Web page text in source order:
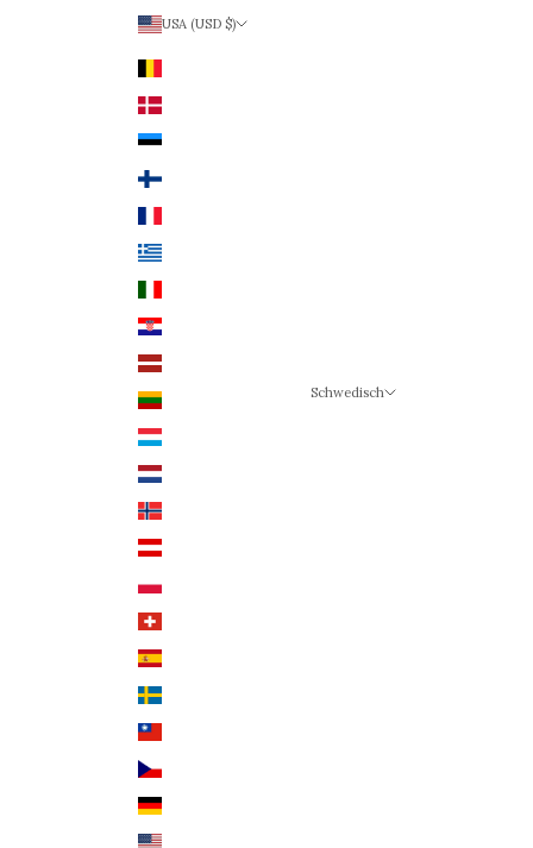
USA (USD $)
Dänemark (DKK)
Estland (EUR €)
Finnland (EUR €)
Griechenland (EUR €)
Kroatien (EUR €)
Lettland (EUR €)
Litauen (EUR €)
Luxemburg (EUR €)
Niederlande (EUR €)
Norwegen (NOK)
Österreich (EUR €)
Polen (PLN)
Spanien (EUR €)
Schweden (SEK)
Tschechien (CZK Kč)
Deutschland (EUR €)
USA (USD $)
Schwedisch